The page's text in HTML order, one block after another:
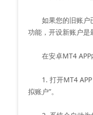
如果您的旧账户
功能，开设新账户是
在安卓MT4 APP
1. 打开MT4 APP
拟账户”。